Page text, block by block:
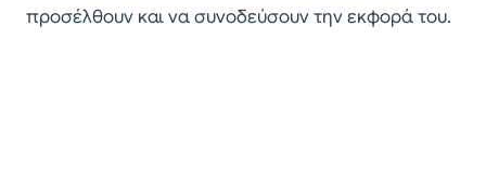
προσέλθουν και να συνοδεύσουν την εκφορά του.